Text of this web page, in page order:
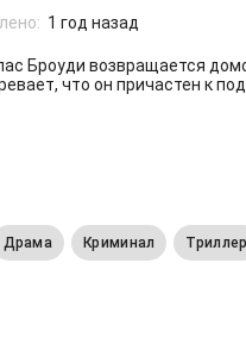
1 год назад
Броуди возвращается
что он причастен к
Драма Криминал Триллер